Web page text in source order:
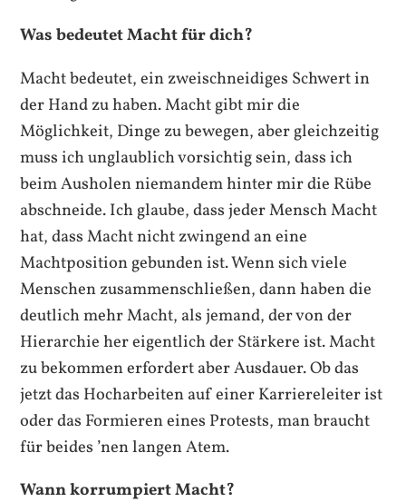
Was bedeutet Macht für dich?
Macht bedeutet, ein zweischneidiges Schwert in
der Hand zu haben. Macht gibt mir die
Möglichkeit, Dinge zu bewegen, aber gleichzeitig
muss ich unglaublich vorsichtig sein, dass ich
beim Ausholen niemandem hinter mir die Rübe
abschneide. Ich glaube, dass jeder Mensch Macht
hat, dass Macht nicht zwingend an eine
Machtposition gebunden ist. Wenn sich viele
Menschen zusammenschließen, dann haben die
deutlich mehr Macht, als jemand, der von der
Hierarchie her eigentlich der Stärkere ist. Macht
zu bekommen erfordert aber Ausdauer. Ob das
jetzt das Hocharbeiten auf einer Karriereleiter ist
oder das Formieren eines Protests, man braucht
für beides ’nen langen Atem.
Wann korrumpiert Macht?